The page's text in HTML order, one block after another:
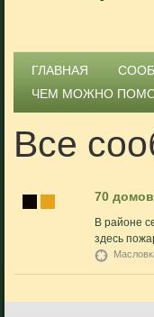
ГЛАВНАЯ
ЧЕМ МОЖНО
Все
70
В районе
здесь